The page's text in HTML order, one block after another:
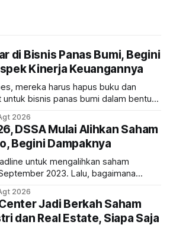
di Bisnis Panas Bumi, Begini
Kinerja Keuangannya
mereka harus hapus buku dan
bisnis panas bumi dalam bentuk
2026
DSSA Mulai Alihkan Saham
Begini Dampaknya
untuk mengalihkan saham
2023. Lalu, bagaimana
2026
Jadi Berkah Saham
dan Real Estate, Siapa Saja